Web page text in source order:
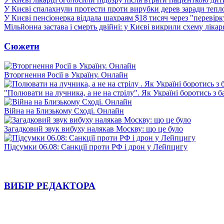
У Києві спалахнули протести проти вирубки дерев заради
У Києві пенсіонерка віддала шахраям $18 тисяч через
Мільйонна застава і смерть двійні: у Києві викрили схему
Сюжети
Вторгнення Росії в Україну. Онлайн
"Полювати на лучника, а не на стрілу". Як Україні боротись з
Війна на Близькому Сході. Онлайн
Загадковий звук вибуху налякав Москву: що це було
Підсумки 06.08: Санкції проти РФ і дрон у Лейпцигу
ВИБІР РЕДАКТОРА